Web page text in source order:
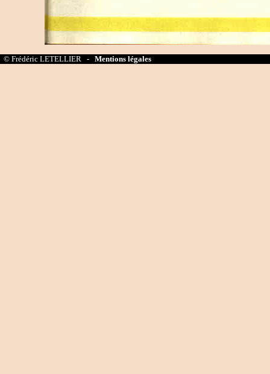
© Frédéric LETELLIER - Mentions légales